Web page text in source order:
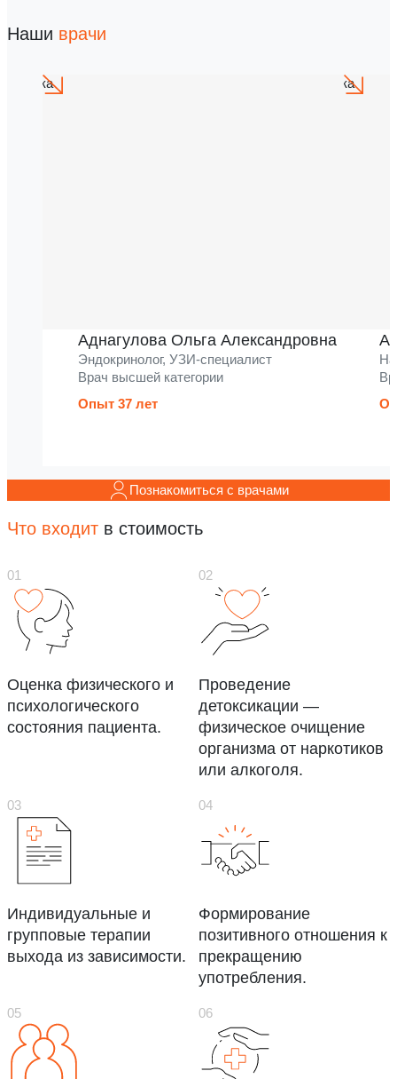
Наши врачи
Аднагулова Ольга Александровна
Эндокринолог, УЗИ-специалист
Врач высшей категории
Опыт 37 лет
Познакомиться с врачами
Что входит в стоимость
Оценка физического и
психологического
состояния пациента.
Проведение
детоксикации —
физическое очищение
организма от наркотиков
или алкоголя.
Индивидуальные и
групповые терапии
выхода из зависимости.
Формирование
позитивного отношения к
прекращению
употребления.